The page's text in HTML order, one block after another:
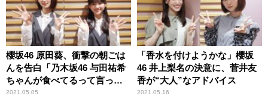
櫻坂46 原田葵、衝撃の朝ごは
んを告白「乃木坂46 与田祐希
ちゃんが食べてるって言って
て」 そのメニューに井上梨名
2021.05.05
「香水を付けようかな」櫻坂
46 井上梨名の決意に、菅井友
香が“大人”なアドバイス
2021.05.16